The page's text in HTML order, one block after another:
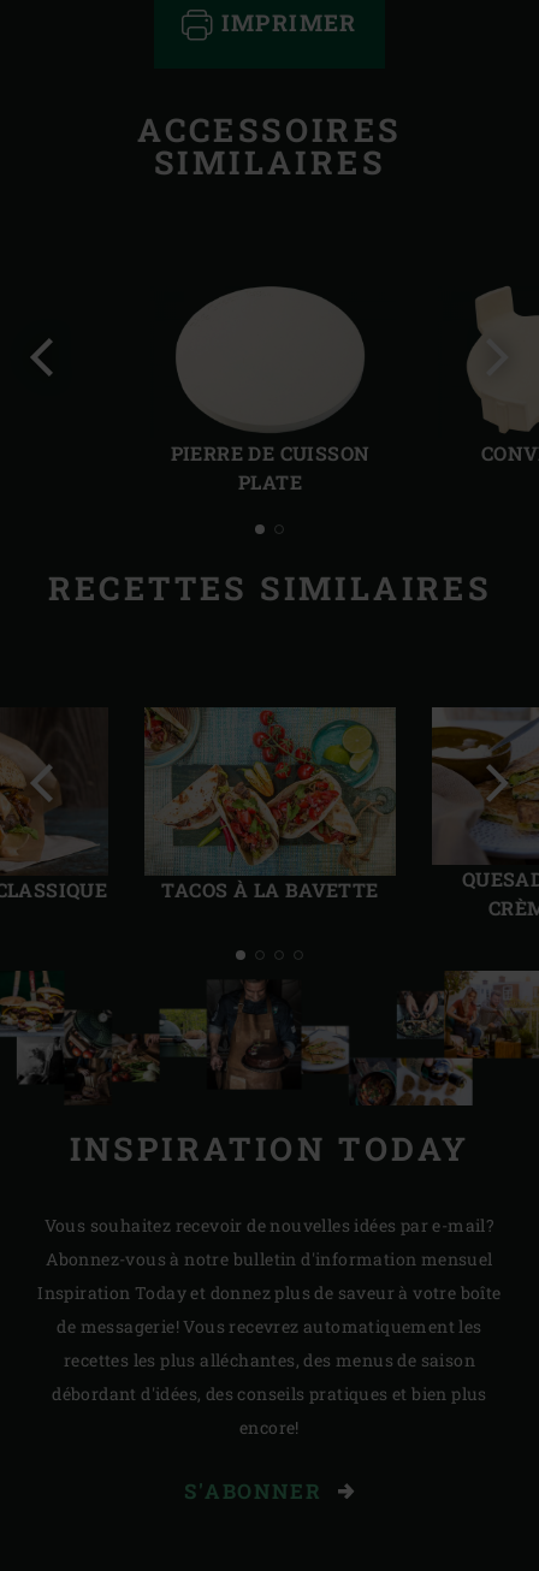
IMPRIMER
ACCESSOIRES
SIMILAIRES
PIERRE DE CUISSON
PLATE
RECETTES SIMILAIRES
TACOS À LA BAVETTE
Diapo
précédente
INSPIRATION TODAY
Vous souhaitez recevoir de nouvelles idées par e-mail?
Abonnez-vous à notre bulletin d'information mensuel
Inspiration Today et donnez plus de saveur à votre boîte
de messagerie! Vous recevrez automatiquement les
recettes les plus alléchantes, des menus de saison
débordant d'idées, des conseils pratiques et bien plus
encore!
S'ABONNER